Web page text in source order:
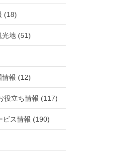
(18)
光地 (51)
情報 (12)
役立ち情報 (117)
ビス情報 (190)